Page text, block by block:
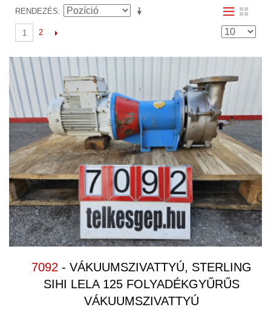
RENDEZÉS
1 2
7092 - VÁKUUMSZIVATTYÚ, STERLING
SIHI LELA 125 FOLYADÉKGYŰRŰS
VÁKUUMSZIVATTYÚ